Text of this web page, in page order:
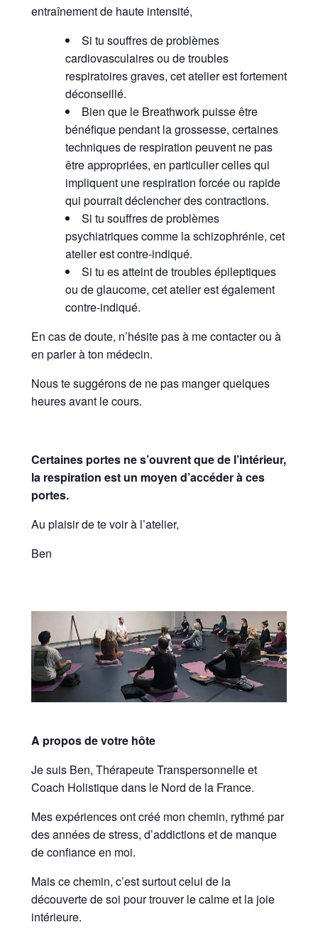
entraînement de haute intensité,
Si tu souffres de problèmes
cardiovasculaires ou de troubles
respiratoires graves, cet atelier est fortement
déconseillé.
Bien que le Breathwork puisse être
bénéfique pendant la grossesse, certaines
techniques de respiration peuvent ne pas
être appropriées, en particulier celles qui
impliquent une respiration forcée ou rapide
qui pourrait déclencher des contractions.
Si tu souffres de problèmes
psychiatriques comme la schizophrénie, cet
atelier est contre-indiqué.
Si tu es atteint de troubles épileptiques
ou de glaucome, cet atelier est également
contre-indiqué.
En cas de doute, n’hésite pas à me contacter ou à
en parler à ton médecin.
Nous te suggérons de ne pas manger quelques
heures avant le cours.
Certaines portes ne s’ouvrent que de l’intérieur,
la respiration est un moyen d’accéder à ces
portes.
Au plaisir de te voir à l’atelier,
Ben
A propos de votre hôte
Je suis Ben, Thérapeute Transpersonnelle et
Coach Holistique dans le Nord de la France.
Mes expériences ont créé mon chemin, rythmé par
des années de stress, d’addictions et de manque
de confiance en moi.
Mais ce chemin, c’est surtout celui de la
découverte de soi pour trouver le calme et la joie
intérieure.